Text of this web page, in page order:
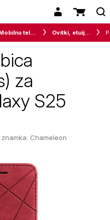
Mobilna telefonija Ovitki, etuiji, torbice in držala
za
S25
Chameleon